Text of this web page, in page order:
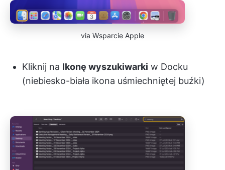
via Wsparcie Apple
Kliknij na Ikonę wyszukiwarki w Docku
(niebiesko-biała ikona uśmiechniętej buźki)